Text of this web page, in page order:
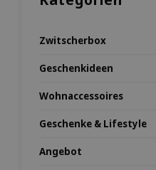
Zwitscherbox
Geschenkideen
Wohnaccessoires
Geschenke & Lifestyle
Angebot